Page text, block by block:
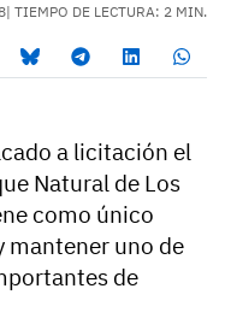
| TIEMPO DE LECTURA: 2 MIN.
a licitación el
Natural de Los
como único
mantener uno de
de